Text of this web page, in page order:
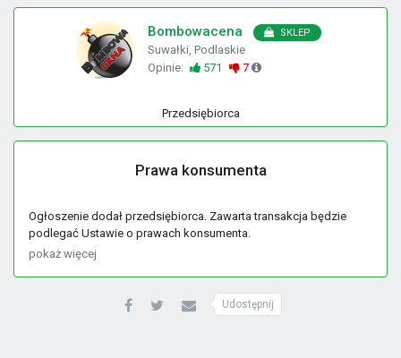
Bombowacena SKLEP
Suwałki, Podlaskie
Opinie:
571 7
Przedsiębiorca
Prawa konsumenta
Ogłoszenie dodał przedsiębiorca. Zawarta transakcja będzie
podlegać Ustawie o prawach konsumenta.
pokaż więcej
Udostępnij